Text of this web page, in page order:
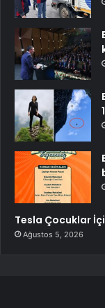
Tesla Çocuklar
Ağustos 5, 2026